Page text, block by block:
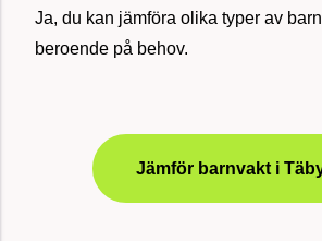
Ja, du kan jämföra olika typer av
beroende på behov.
Jämför barnvakt i